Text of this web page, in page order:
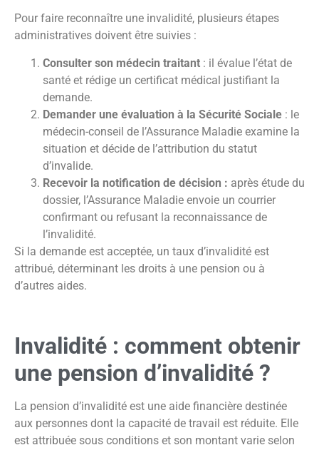
Pour faire reconnaître une invalidité, plusieurs étapes
administratives doivent être suivies :
Consulter son médecin traitant : il évalue l’état de
santé et rédige un certificat médical justifiant la
demande.
Demander une évaluation à la Sécurité Sociale : le
médecin-conseil de l’Assurance Maladie examine la
situation et décide de l’attribution du statut
d’invalide.
Recevoir la notification de décision : après étude du
dossier, l’Assurance Maladie envoie un courrier
confirmant ou refusant la reconnaissance de
l’invalidité.
Si la demande est acceptée, un taux d’invalidité est
attribué, déterminant les droits à une pension ou à
d’autres aides.
Invalidité : comment obtenir
une pension d’invalidité ?
La pension d’invalidité est une aide financière destinée
aux personnes dont la capacité de travail est réduite. Elle
est attribuée sous conditions et son montant varie selon